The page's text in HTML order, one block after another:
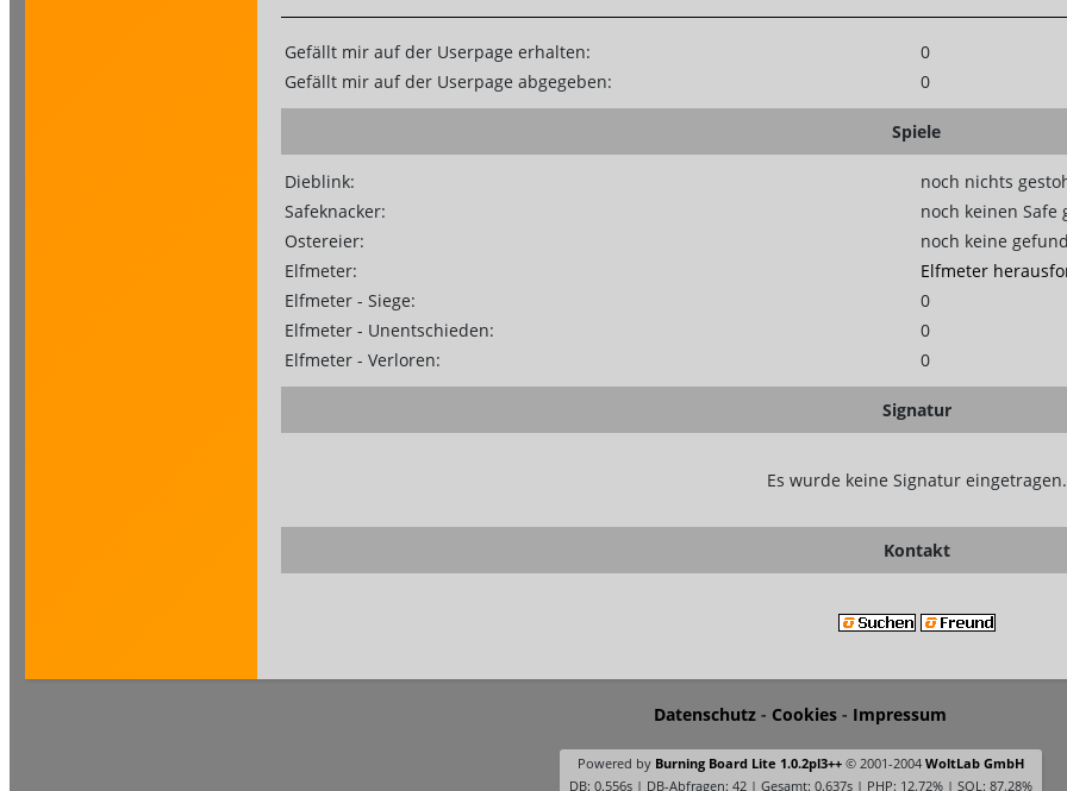
Gefällt mir auf der Userpage erhalten:
0
Gefällt mir auf der Userpage abgegeben:
0
Spiele
Dieblink:
noch nichts
Safeknacker:
noch keinen Safe
Ostereier:
noch keine
Elfmeter:
Elfmeter
Elfmeter - Siege:
0
Elfmeter - Unentschieden:
0
Elfmeter - Verloren:
0
Signatur
Es wurde keine Signatur eingetragen.
Kontakt
Datenschutz - Cookies - Impressum
Powered by Burning Board Lite 1.0.2pl3++© 2001-2004 WoltLab GmbH
DB: 0.556s | DB-Abfragen: 42 | Gesamt: 0.637s | PHP: 12.72% | SQL: 87.28%